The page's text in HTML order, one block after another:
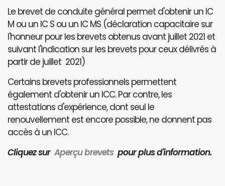
Le brevet de conduite général permet d'obtenir un IC
M ou un IC S ou un IC MS (déclaration capacitaire sur
l'honneur pour les brevets obtenus avant juillet 2021 et
suivant l'indication sur les brevets pour ceux délivrés à
partir de juillet 2021)
Certains brevets professionnels permettent
également d'obtenir un ICC. Par contre, les
attestations d'expérience, dont seul le
renouvellement est encore possible, ne donnent pas
accès à un ICC.
Cliquez surAperçu brevets pour plus d'information.